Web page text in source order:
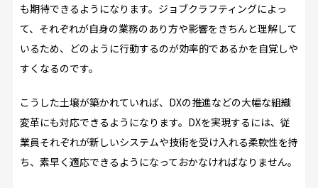
も期待できるようになります。ジョブクラフティングによっ
て、それぞれが自身の業務のあり方や影響をきちんと理解して
いるため、どのように行動するのが効率的であるかを自覚しや
すくなるのです。
こうした土壌が築かれていれば、DXの推進などの大幅な組織
変革にも対応できるようになります。DXを実現するには、従
業員それぞれが新しいシステムや技術を受け入れる柔軟性を持
ち、素早く適応できるようになっておかなければなりません。